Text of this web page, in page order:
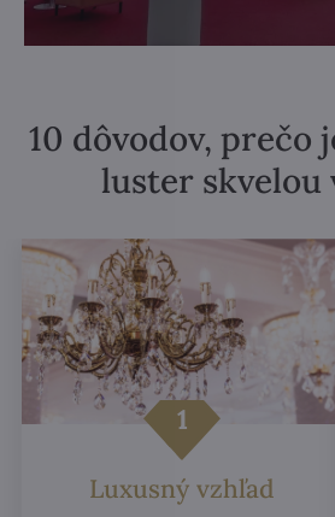
10 dôvodov, prečo
luster skvelou
Luxusný vzhľad